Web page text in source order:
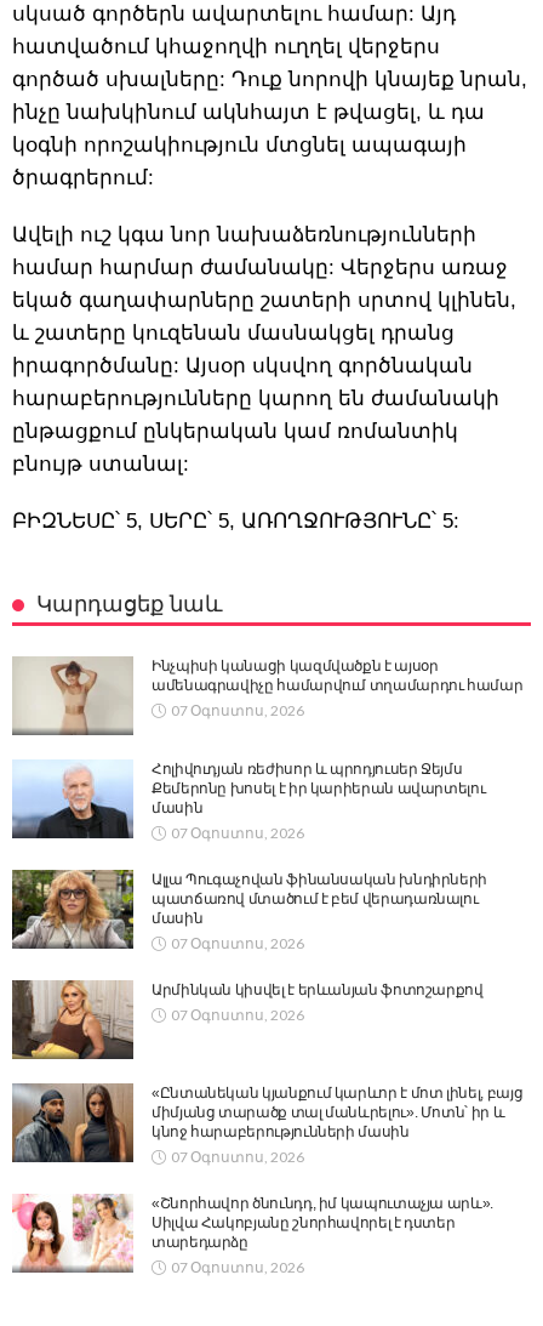
սկսած գործերն ավարտելու համար: Այդ
հատվածում կհաջողվի ուղղել վերջերս
գործած սխալները: Դուք նորովի կնայեք նրան,
ինչը նախկինում ակնհայտ է թվացել, և դա
կօգնի որոշակիություն մտցնել ապագայի
ծրագրերում:
Ավելի ուշ կգա նոր նախաձեռնությունների
համար հարմար ժամանակը: Վերջերս առաջ
եկած գաղափարները շատերի սրտով կլինեն,
և շատերը կուզենան մասնակցել դրանց
իրագործմանը: Այսօր սկսվող գործնական
հարաբերությունները կարող են ժամանակի
ընթացքում ընկերական կամ ռոմանտիկ
բնույթ ստանալ:
ԲԻԶՆԵՍԸ՝ 5, ՍԵՐԸ՝ 5, ԱՌՈՂՋՈՒԹՅՈՒՆԸ՝ 5:
Կարդացեք նաև
Ինչպիսի կանացի կազմվածքն է այսօր
ամենագրավիչը համարվում տղամարդու համար
07 Օգոստոս, 2026
Հոլիվուդյան ռեժիսոր և պրոդյուսեր Ջեյմս
Քեմերոնը խոսել է իր կարիերան ավարտելու
մասին
07 Օգոստոս, 2026
Ալլա Պուգաչովան ֆինանսական խնդիրների
պատճառով մտածում է բեմ վերադառնալու
մասին
07 Օգոստոս, 2026
Արմինկան կիսվել է երևանյան ֆոտոշարքով
07 Օգոստոս, 2026
«Ընտանեկան կյանքում կարևոր է մոտ լինել, բայց
միմյանց տարածք տալ մանևրելու». Մոտն՝ իր և
կնոջ հարաբերությունների մասին
07 Օգոստոս, 2026
«Շնորհավոր ծնունդդ, իմ կապուտաչյա արև».
Սիլվա Հակոբյանը շնորհավորել է դստեր
տարեդարձը
07 Օգոստոս, 2026